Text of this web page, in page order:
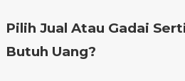
Pilih Jual Atau Gadai
Butuh Uang?